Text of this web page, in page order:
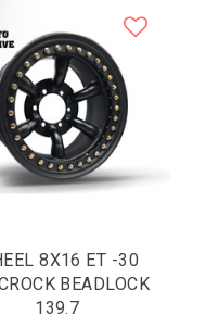
8X16 ET -30
BEADLOCK
139.7